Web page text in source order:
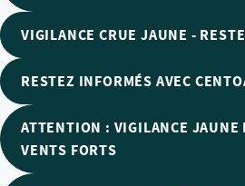
VIGILANCE CRUE JAUNE -
RESTEZ INFORMÉS AVEC
ATTENTION : VIGILANCE JAUNE
VENTS FORTS